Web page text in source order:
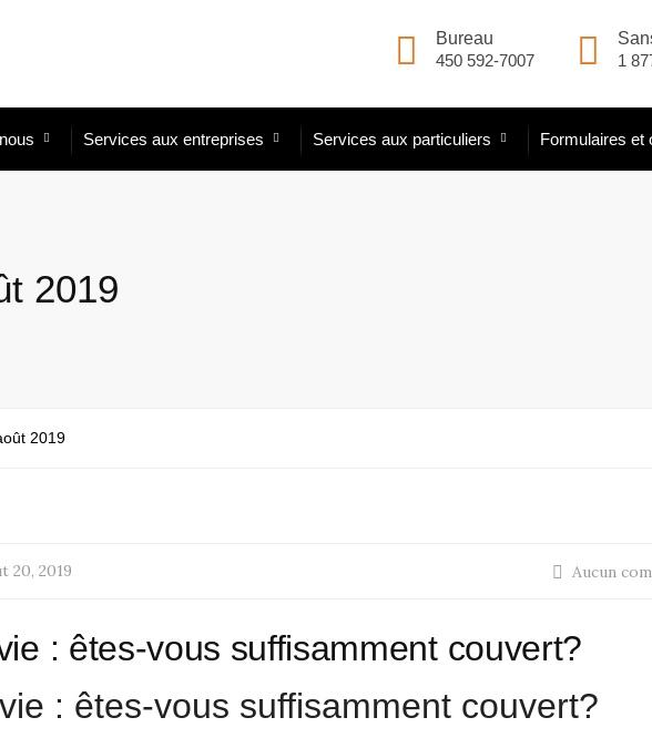
1
Bureau
450 592-7007
Services aux entreprises Services aux particuliers Formulaires et
2019
2019
20, 2019 Aucun
: êtes-vous suffisamment couvert?
: êtes-vous suffisamment couvert?